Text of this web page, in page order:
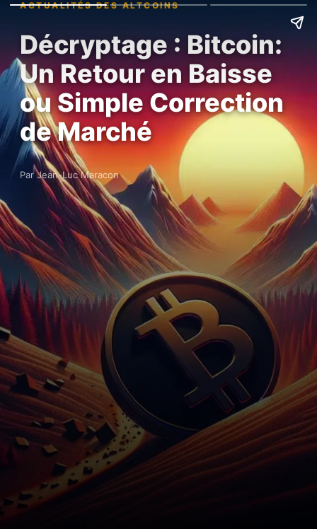
ACTUALITÉS DES ALTCOINS
Décryptage : Bitcoin:
Un Retour en Baisse
ou Simple Correction
de Marché
Par Jean-Luc Maracon